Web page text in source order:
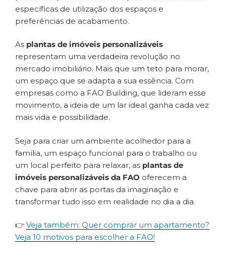
específicas de utilização dos espaços e
preferências de acabamento.
As plantas de imóveis personalizáveis
representam uma verdadeira revolução no
mercado imobiliário. Mais que um teto para morar,
um espaço que se adapta a sua essência. Com
empresas como a FAO Building, que lideram esse
movimento, a ideia de um lar ideal ganha cada vez
mais vida e possibilidade.
Seja para criar um ambiente acolhedor para a
família, um espaço funcional para o trabalho ou
um local perfeito para relaxar, as plantas de
imóveis personalizáveis da FAO oferecem a
chave para abrir as portas da imaginação e
transformar tudo isso em realidade no dia a dia.
👉 Veja também: Quer comprar um apartamento?
Veja 10 motivos para escolher a FAO!